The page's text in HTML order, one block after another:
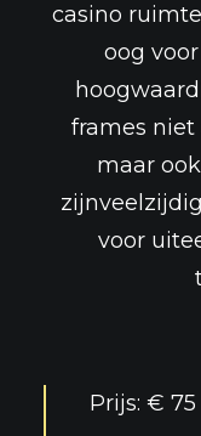
FAQ
VACATURES
CONTACT
ALGEMENE
A.V.G. PRIVACY
casino
oog
frames niet
maar
voor
Prijs: €